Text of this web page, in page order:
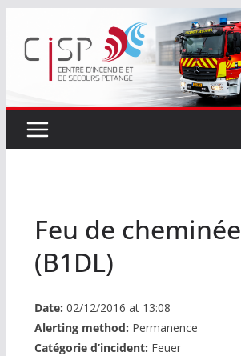
contenu
Feu de cheminée
(B1DL)
Date: 02/12/2016 at 13:08
Alerting method: Permanence
Catégorie d’incident: Feuer